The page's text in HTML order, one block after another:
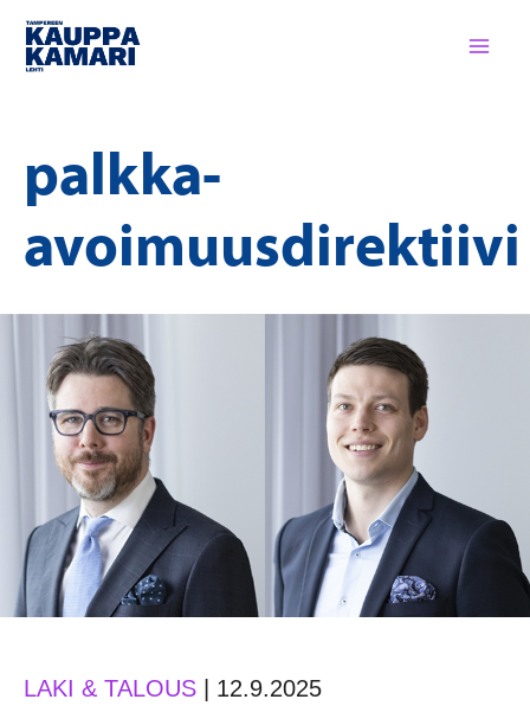
Siirry
sisältöön
palkka-
avoimuusdirektiivi
LAKI & TALOUS 12.9.2025